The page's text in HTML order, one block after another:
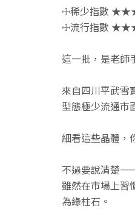
☩稀少指數
☩流行指數
這一批，是老師
來自四川平武雪
型態極少流通市
細看這些晶體，
不過要說清楚
雖然在市場上習
為綠柱石。